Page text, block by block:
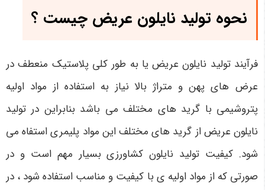
نحوه تولید نایلون عریض چیست ؟
فرآیند تولید نایلون عریض یا به طور کلی پلاستیک منعطف در
عرض های پهن و متراژ بالا نیاز به استفاده از مواد اولیه
پتروشیمی با گرید های مختلف می باشد بنابراین در تولید
نایلون عریض از گرید های مختلف این مواد پلیمری استفاه می
شود. کیفیت تولید نایلون کشاورزی بسیار مهم است و در
صورتی که از مواد اولیه ی با کیفیت و مناسب استفاده شود ، در